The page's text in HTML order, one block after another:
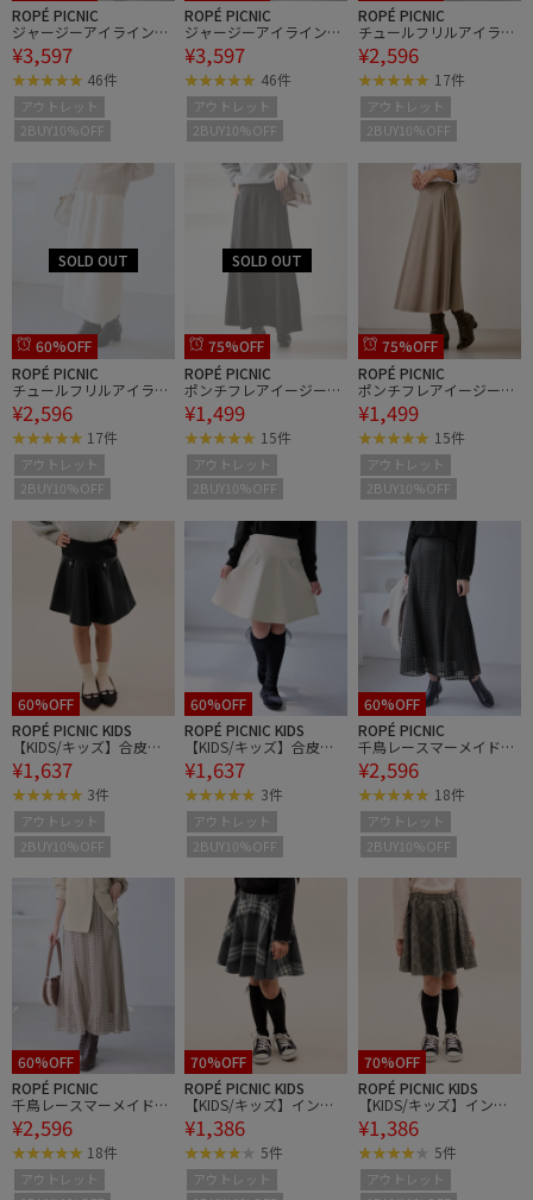
ROPÉ PICNIC
ジャージーアイラインス
カート
¥3,597
46件
アウトレット
2BUY10%OFF
ROPÉ PICNIC
ジャージーアイラインス
カート
¥3,597
46件
アウトレット
2BUY10%OFF
ROPÉ PICNIC
チュールフリルアイライ
ンスカート
¥2,596
17件
アウトレット
2BUY10%OFF
60%OFF
ROPÉ PICNIC
チュールフリルアイライ
ンスカート
¥2,596
17件
アウトレット
2BUY10%OFF
75%OFF
ROPÉ PICNIC
ポンチフレアイージース
カート/セットアップ対
応
¥1,499
15件
アウトレット
2BUY10%OFF
75%OFF
ROPÉ PICNIC
ポンチフレアイージース
カート/セットアップ対
応
¥1,499
15件
アウトレット
2BUY10%OFF
60%OFF
ROPÉ PICNIC KIDS
【KIDS/キッズ】合皮フ
レアスカート
¥1,637
3件
アウトレット
2BUY10%OFF
60%OFF
ROPÉ PICNIC KIDS
【KIDS/キッズ】合皮フ
レアスカート
¥1,637
3件
アウトレット
2BUY10%OFF
60%OFF
ROPÉ PICNIC
千鳥レースマーメイドス
カード
¥2,596
18件
アウトレット
2BUY10%OFF
60%OFF
ROPÉ PICNIC
千鳥レースマーメイドス
カード
¥2,596
18件
アウトレット
70%OFF
ROPÉ PICNIC KIDS
【KIDS/キッズ】インパ
ンツ付きチェック柄フレ
アスカート/リンクコー
デ
¥1,386
5件
アウトレット
70%OFF
ROPÉ PICNIC KIDS
【KIDS/キッズ】インパ
ンツ付きチェック柄フレ
アスカート/リンクコー
デ
¥1,386
5件
アウトレット